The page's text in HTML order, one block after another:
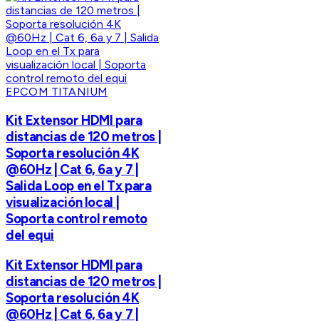
EPCOM TITANIUM
Kit Extensor HDMI para
distancias de 120 metros |
Soporta resolución 4K
@60Hz | Cat 6, 6a y 7 |
Salida Loop en el Tx para
visualización local |
Soporta control remoto
del equi
Kit Extensor HDMI para
distancias de 120 metros |
Soporta resolución 4K
@60Hz | Cat 6, 6a y 7 |